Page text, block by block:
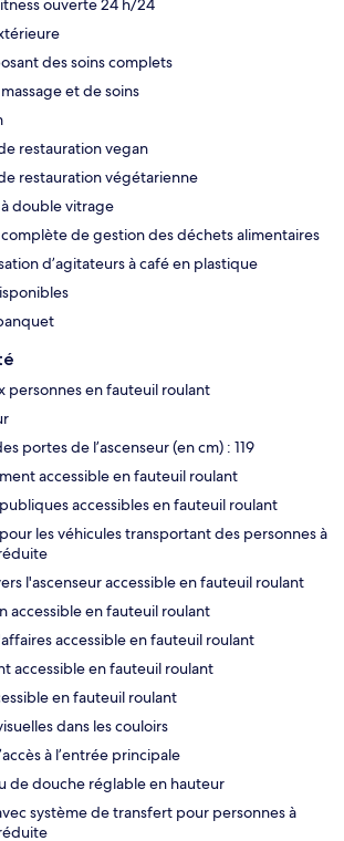
ouverte 24 h/24
des soins complets
et de soins
restauration vegan
restauration végétarienne
double vitrage
de gestion des déchets alimentaires
d’agitateurs à café en plastique
personnes en fauteuil roulant
portes de l’ascenseur (en cm) : 119
accessible en fauteuil roulant
accessibles en fauteuil roulant
les véhicules transportant des personnes à
l'ascenseur accessible en fauteuil roulant
accessible en fauteuil roulant
accessible en fauteuil roulant
accessible en fauteuil roulant
en fauteuil roulant
dans les couloirs
à l’entrée principale
de douche réglable en hauteur
système de transfert pour personnes à